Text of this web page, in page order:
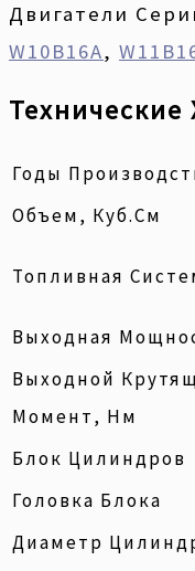
Двигатели
W10B16A,
Технические
Годы
Объем, Куб.см
Топливная
Выходная
Выходной
Момент, Нм
Блок Цилиндров
Головка Блока
Диаметр